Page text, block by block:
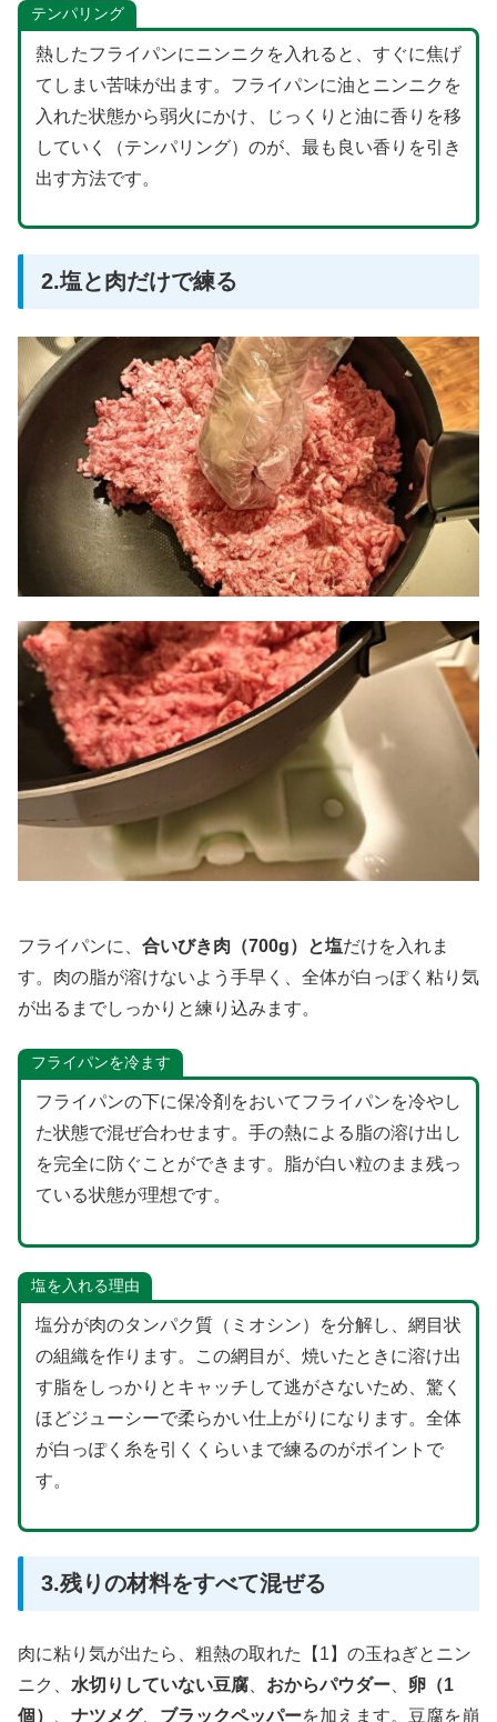
テンパリング
熱したフライパンにニンニクを入れると、すぐに焦げ
てしまい苦味が出ます。フライパンに油とニンニクを
入れた状態から弱火にかけ、じっくりと油に香りを移
していく（テンパリング）のが、最も良い香りを引き
出す方法です。
2.塩と肉だけで練る
フライパンに、 合いびき肉（700g）と塩だけを入れま
す。肉の脂が溶けないよう手早く、全体が白っぽく粘り気
が出るまでしっかりと練り込みます。
フライパンを冷ます
フライパンの下に保冷剤をおいてフライパンを冷やし
た状態で混ぜ合わせます。手の熱による脂の溶け出し
を完全に防ぐことができます。脂が白い粒のまま残っ
ている状態が理想です。
塩を入れる理由
塩分が肉のタンパク質（ミオシン）を分解し、網目状
の組織を作ります。この網目が、焼いたときに溶け出
す脂をしっかりとキャッチして逃がさないため、驚く
ほどジューシーで柔らかい仕上がりになります。全体
が白っぽく糸を引くくらいまで練るのがポイントで
す。
3.残りの材料をすべて混ぜる
肉に粘り気が出たら、粗熱の取れた【1】の玉ねぎとニン
ニク、 水切りしていない豆腐 おからパウダー
卵（1
個）
ナツメグ、 ブラックペッパーを加えます。豆腐を崩